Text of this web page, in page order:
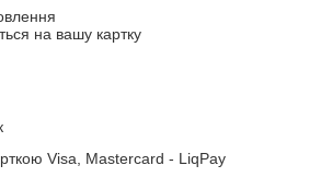
на вашу картку
Visa, Mastercard - LiqPay